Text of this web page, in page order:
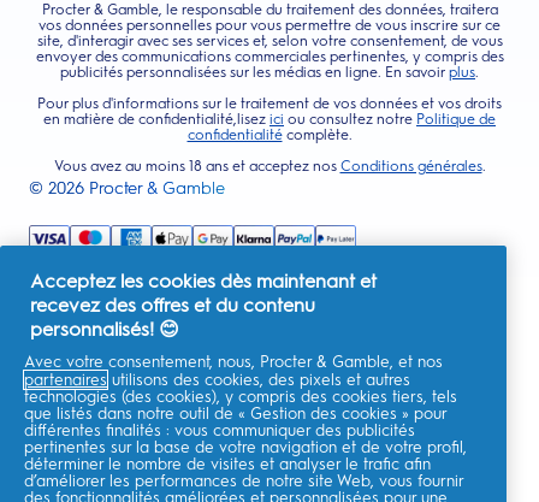
Procter & Gamble, le responsable du traitement des données, traitera
vos données personnelles pour vous permettre de vous inscrire sur ce
site, d'interagir avec ses services et, selon votre consentement, de vous
envoyer des communications commerciales pertinentes, y compris des
publicités personnalisées sur les médias en ligne. En savoir plus.
Pour plus d'informations sur le traitement de vos données et vos droits
en matière de confidentialité,lisez ici ou consultez notre Politique de
confidentialitécomplète.
Vous avez au moins 18 ans et acceptez nos Conditions générales.
© 2026 Procter & Gamble
Acceptez les cookies dès maintenant et
recevez des offres et du contenu
personnalisés! 😊
Avec votre consentement, nous, Procter & Gamble, et nos
partenaires utilisons des cookies, des pixels et autres
technologies (des cookies), y compris des cookies tiers, tels
que listés dans notre outil de « Gestion des cookies » pour
différentes finalités : vous communiquer des publicités
pertinentes sur la base de votre navigation et de votre profil,
déterminer le nombre de visites et analyser le trafic afin
d’améliorer les performances de notre site Web, vous fournir
des fonctionnalités améliorées et personnalisées pour une